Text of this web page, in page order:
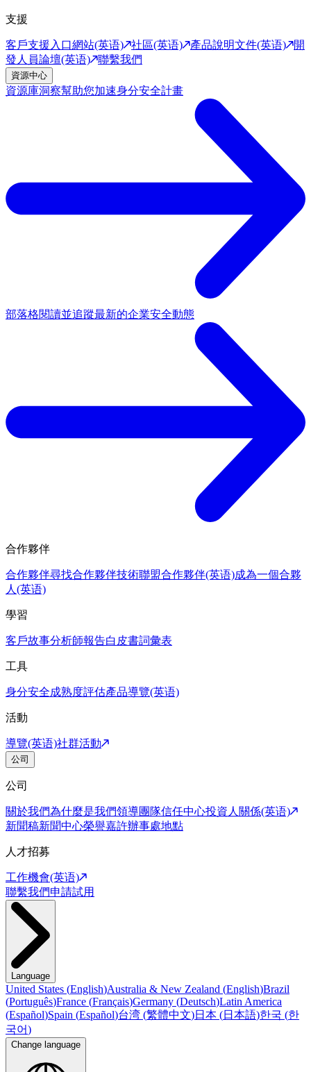
支援
客戶支援入口網站(英语) 社區(英语) 產品說明文件(英语)
開
發人員論壇(英语)
聯繫我們
資源中心
資源庫洞察幫助您加速身分安全計畫
部落格閱讀並追蹤最新的企業安全動態
合作夥伴
合作夥伴尋找合作夥伴技術聯盟合作夥伴(英语)成為一個合夥
人(英语)
學習
客戶故事分析師報告白皮書詞彙表
工具
身分安全成熟度評估產品導覽(英语)
活動
導覽(英语)社群活動
公司
公司
關於我們為什麼是我們領導團隊信任中心投資人關係(英语)
新聞稿新聞中心榮譽嘉許辦事處地點
人才招募
工作機會(英语)
聯繫我們申請試用
Language
United States (English)Australia & New Zealand (English)Brazil
(Português)France (Français)Germany (Deutsch)Latin America
(Español)Spain (Español)台湾 (繁體中文)日本 (日本語)한국 (한
국어)
Change language